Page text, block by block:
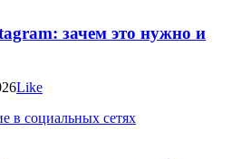
зачем это нужно и
Like
в социальных сетях